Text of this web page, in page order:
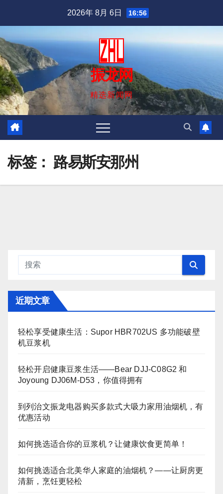
内
容
2026年 8月 6日 16:56
振龙网
精选新闻网
标签： 路易斯安那州
近期文章
轻松享受健康生活：Supor HBR702US 多功能破壁
机豆浆机
轻松开启健康豆浆生活——Bear DJJ‑C08G2 和
Joyoung DJ06M‑D53，你值得拥有
到列治文振龙电器购买多款式大吸力家用油烟机，有
优惠活动
如何挑选适合你的豆浆机？让健康饮食更简单！
如何挑选适合北美华人家庭的油烟机？——让厨房更
清新，烹饪更轻松